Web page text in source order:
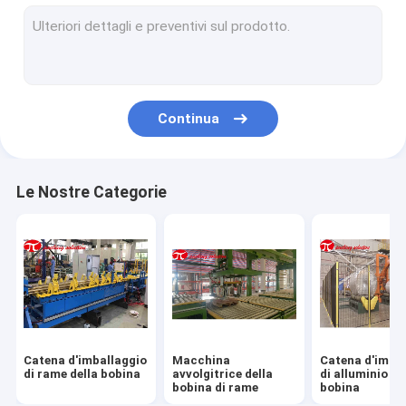
Macchina imballatrice della metropolitana d'acciaio
Macchina imballatrice per pneumatici
Giralingotti della bobina
macchina avvolgitrice orizzontale
Involucro del pallet
Continua
Le Nostre Categorie
Catena d'imballaggio
di rame della bobina
Macchina
avvolgitrice della
bobina di rame
Catena
di alluminio
bobina